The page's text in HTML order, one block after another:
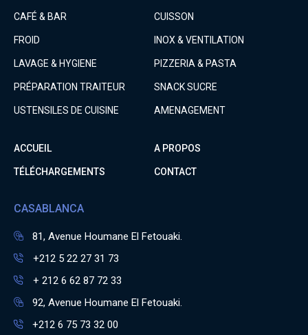
CAFÉ & BAR CUISSON
FROID INOX & VENTILATION
LAVAGE & HYGIENE PIZZERIA & PASTA
PRÉPARATION TRAITEUR SNACK SUCRE
USTENSILES DE CUISINE AMENAGEMENT
ACCUEIL A PROPOS
TÉLÉCHARGEMENTS CONTACT
CASABLANCA
81, Avenue Houmane El Fetouaki.
+212 5 22 27 31 73
+ 212 6 62 87 72 33
92, Avenue Houmane El Fetouaki.
+212 6 75 73 32 00